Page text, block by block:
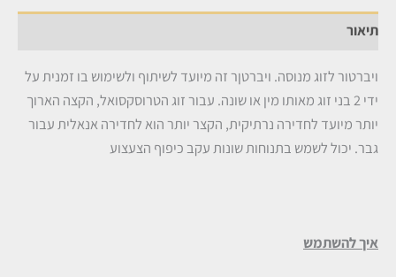
תיאור
ויברטור לזוג מנוסה. ויברטןר זה מיועד לשיתוף ולשימוש בו זמנית על
ידי 2 בני זוג מאותו מין או שונה. עבור זוג הטרוסקסואל, הקצה הארוך
יותר מיועד לחדירה נרתיקית, הקצר יותר הוא לחדירה אנאלית עבור
גבר. יכול לשמש בתנוחות שונות עקב כיפוף הצעצוע
איך להשתמש